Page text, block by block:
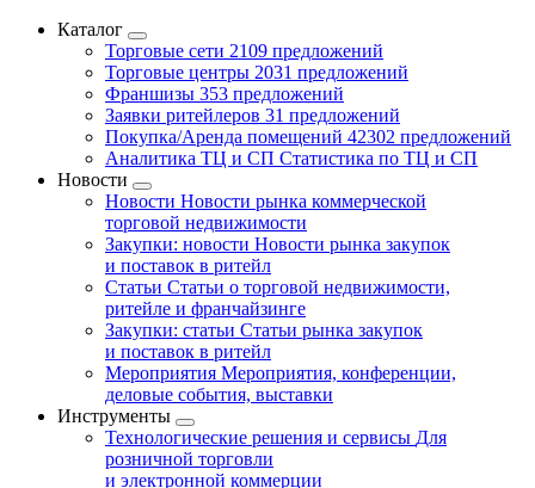
Каталог
Торговые сети 2109 предложений
Торговые центры 2031 предложений
Франшизы 353 предложений
Заявки ритейлеров 31 предложений
Покупка/Аренда помещений 42302 предложений
Аналитика ТЦ и СП Статистика по ТЦ и СП
Новости
Новости Новости рынка коммерческой
торговой недвижимости
Закупки: новости Новости рынка закупок
и поставок в ритейл
Статьи Статьи о торговой недвижимости,
ритейле и франчайзинге
Закупки: статьи Статьи рынка закупок
и поставок в ритейл
Мероприятия Мероприятия, конференции,
деловые события, выставки
Инструменты
Технологические решения и сервисы Для
розничной торговли
и электронной коммерции